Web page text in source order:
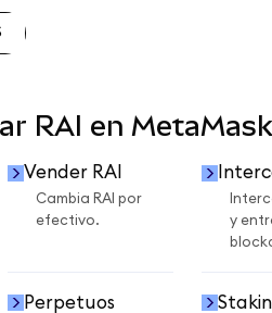
RAI en MetaMask
Vender RAI
Cambia RAI por
efectivo.
y
Perpetuos